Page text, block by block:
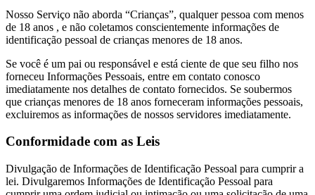
Nosso Serviço não aborda “Crianças”, qualquer pessoa com menos
de 18 anos , e não coletamos conscientemente informações de
identificação pessoal de crianças menores de 18 anos.
Se você é um pai ou responsável e está ciente de que seu filho nos
forneceu Informações Pessoais, entre em contato conosco
imediatamente nos detalhes de contato fornecidos. Se soubermos
que crianças menores de 18 anos forneceram informações pessoais,
excluiremos as informações de nossos servidores imediatamente.
Conformidade com as Leis
Divulgação de Informações de Identificação Pessoal para cumprir a
lei. Divulgaremos Informações de Identificação Pessoal para